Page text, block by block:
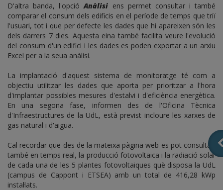
D'altra banda, l'opcióAnàlisi ens permet consultar i també
comparar el consum dels edificis en el període de temps que triï
l'usuari, tot i que per defecte les dades que hi apareixen són les
dels darrers 7 dies. Aquesta eina també facilita veure l'evolució
del consum d'un edifici i les dades es poden exportar a un arxiu
Excel per a la seua anàlisi.
La implantació d'aquest sistema de monitoratge té com a
objectiu utilitzar les dades que aporta per prioritzar a l'hora
d'implantar possibles mesures d'estalvi i d'eficiència energètica.
En una segona fase, informen des de l'Oficina Tècnica
d'Infraestructures de la UdL, està previst incloure les xarxes de
gas natural i d'aigua.
Cal recordar que des de la mateixa pàgina web es pot consultar,
també en temps real, la producció fotovoltaica i la radiació solar
de cada una de les 5 plantes fotovoltaiques què disposa la UdL
(campus de Cappont i ETSEA) amb un total de 416,28 kWp
instal·lats.